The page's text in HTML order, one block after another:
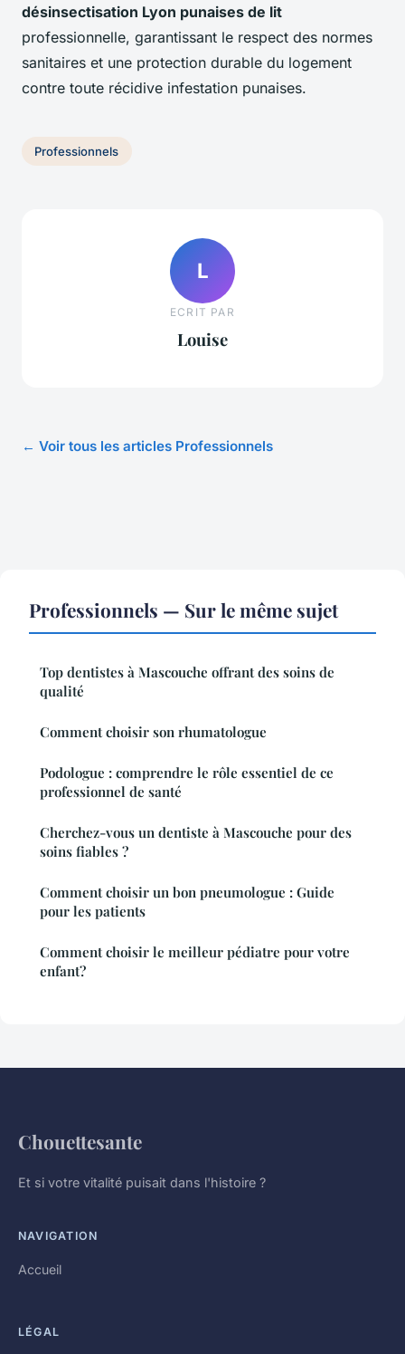
désinsectisation Lyon punaises de lit
professionnelle, garantissant le respect des normes
sanitaires et une protection durable du logement
contre toute récidive infestation punaises.
Professionnels
L
ECRIT PAR
Louise
← Voir tous les articles Professionnels
Professionnels — Sur le même sujet
Top dentistes à Mascouche offrant des soins de
qualité
Comment choisir son rhumatologue
Podologue : comprendre le rôle essentiel de ce
professionnel de santé
Cherchez-vous un dentiste à Mascouche pour des
soins fiables ?
Comment choisir un bon pneumologue : Guide
pour les patients
Comment choisir le meilleur pédiatre pour votre
enfant?
Chouettesante
Et si votre vitalité puisait dans l'histoire ?
NAVIGATION
Accueil
LÉGAL